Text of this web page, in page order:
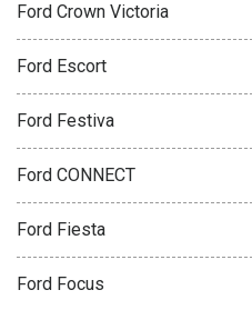
Ford Crown Victoria
Ford Escort
Ford Festiva
Ford CONNECT
Ford Fiesta
Ford Focus